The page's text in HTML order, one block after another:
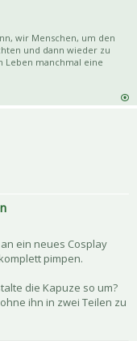
wir Menschen, um den
und dann wieder zu
Leben manchmal eine
ein neues Cosplay
pimpen.
die Kapuze so um?
ihn in zwei Teilen zu